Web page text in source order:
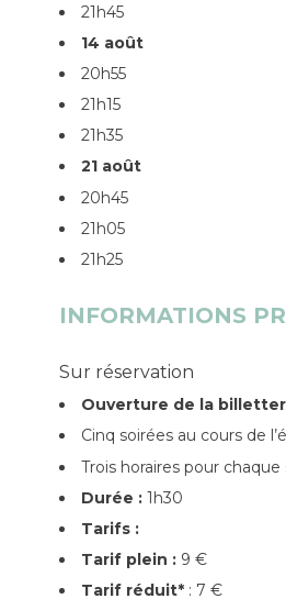
21h45
14 août
20h55
21h15
21h35
​​​​​​​21 août
​​​​​​​20h45
21h05
21h25
INFORMATIONS
Sur réservation
Ouverture de la
Cinq soirées au cours de
Trois horaires pour
Durée :1h30
Tarifs :
Tarif plein : 9 €
Tarif réduit*: 7 €